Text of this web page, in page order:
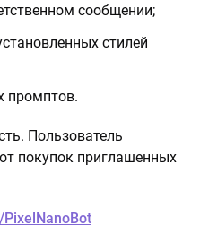
сообщении;
стилей
промптов.
Пользователь
покупок приглашенных